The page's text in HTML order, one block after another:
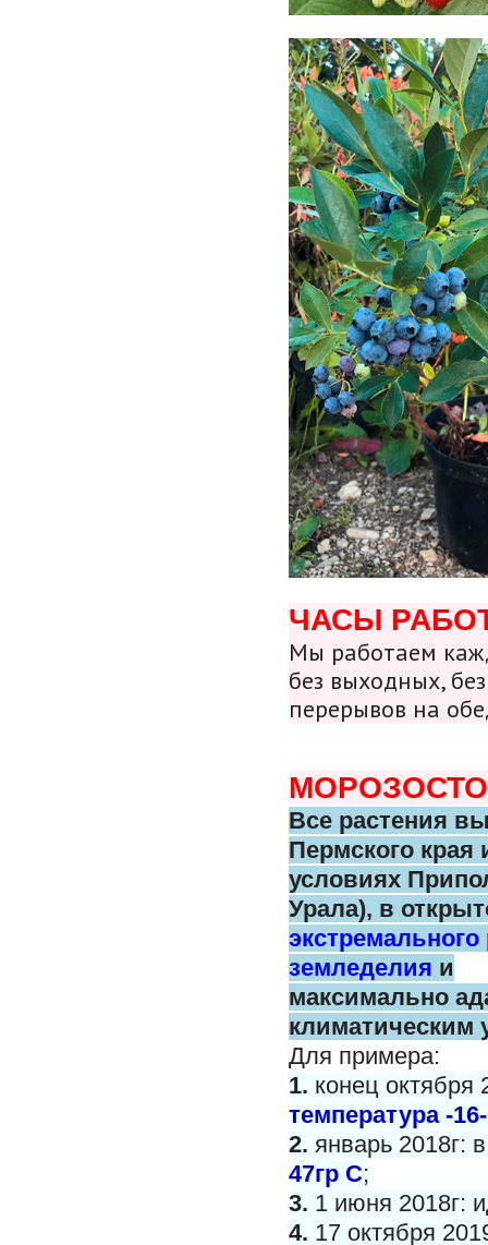
ЧАСЫ
Мы работаем
без выходных,
перерывов на
Все растения
Пермского края
условиях
Урала), в
экстремального
земледелия и
максимально
климатическим
Для примера:
1. конец октября
температура -
2. январь 2018г:
47гр С;
3. 1 июня 2018г:
4. 17 октября